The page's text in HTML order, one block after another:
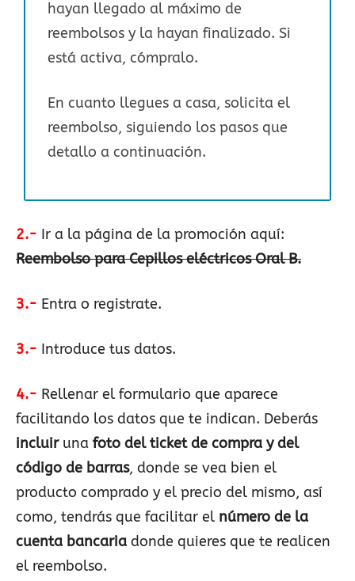
hayan llegado al máximo de
reembolsos y la hayan finalizado. Si
está activa, cómpralo.
En cuanto llegues a casa, solicita el
reembolso, siguiendo los pasos que
detallo a continuación.
2.- Ir a la página de la promoción aquí:
Reembolso para Cepillos eléctricos Oral B.
3.- Entra o registrate.
3.- Introduce tus datos.
4.- Rellenar el formulario que aparece
facilitando los datos que te indican. Deberás
incluiruna foto del ticket de compra y del
código de barras, donde se vea bien el
producto comprado y el precio del mismo, así
como, tendrás que facilitar el número de la
cuenta bancaria donde quieres que te realicen
el reembolso.